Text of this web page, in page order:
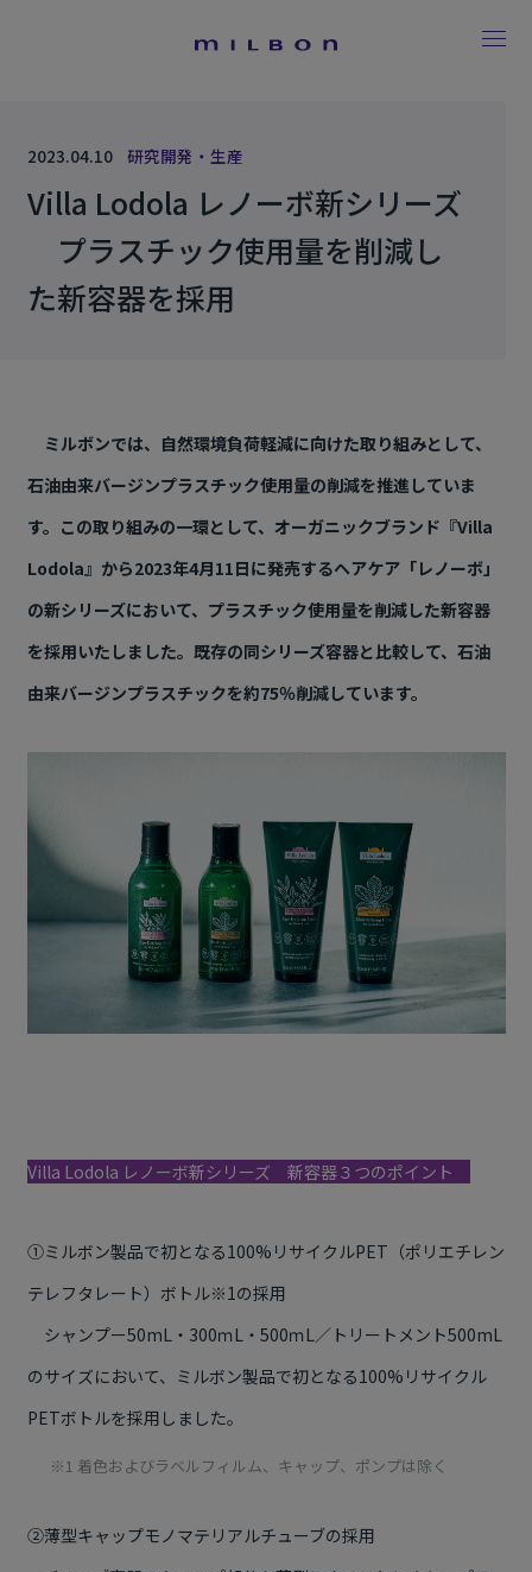
2023.04.10 研究開発・生産
Villa Lodola レノーボ新シリーズ
プラスチック使用量を削減し
た新容器を採用
ミルボンでは、自然環境負荷軽減に向けた取り組みとして、
石油由来バージンプラスチック使用量の削減を推進していま
す。この取り組みの一環として、オーガニックブランド『Villa
Lodola』から2023年4月11日に発売するヘアケア「レノーボ」
の新シリーズにおいて、プラスチック使用量を削減した新容器
を採用いたしました。既存の同シリーズ容器と比較して、石油
由来バージンプラスチックを約75％削減しています。
Villa Lodola レノーボ新シリーズ 新容器３つのポイント
①ミルボン製品で初となる100%リサイクルPET （ポリエチレン
テレフタレート） ボトル※1の採用
シャンプー50mL・300ｍL・500ｍL／トリートメント500mL
のサイズにおいて、ミルボン製品で初となる100%リサイクル
PETボトルを採用しました。
※1 着色およびラベルフィルム、キャップ、ポンプは除く
②薄型キャップモノマテリアルチューブの採用